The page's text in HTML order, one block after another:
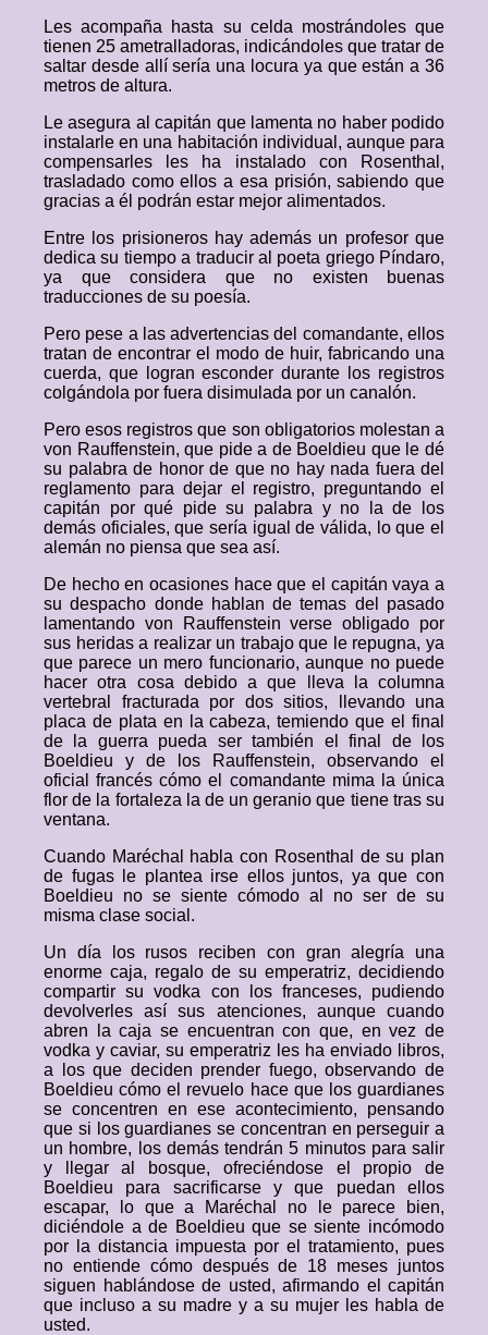
Les acompaña hasta su celda mostrándoles que
tienen 25 ametralladoras, indicándoles que tratar de
saltar desde allí sería una locura ya que están a 36
metros de altura.
Le asegura al capitán que lamenta no haber podido
instalarle en una habitación individual, aunque para
compensarles les ha instalado con Rosenthal,
trasladado como ellos a esa prisión, sabiendo que
gracias a él podrán estar mejor alimentados.
Entre los prisioneros hay además un profesor que
dedica su tiempo a traducir al poeta griego Píndaro,
ya que considera que no existen buenas
traducciones de su poesía.
Pero pese a las advertencias del comandante, ellos
tratan de encontrar el modo de huir, fabricando una
cuerda, que logran esconder durante los registros
colgándola por fuera disimulada por un canalón.
Pero esos registros que son obligatorios molestan a
von Rauffenstein, que pide a de Boeldieu que le dé
su palabra de honor de que no hay nada fuera del
reglamento para dejar el registro, preguntando el
capitán por qué pide su palabra y no la de los
demás oficiales, que sería igual de válida, lo que el
alemán no piensa que sea así.
De hecho en ocasiones hace que el capitán vaya a
su despacho donde hablan de temas del pasado
lamentando von Rauffenstein verse obligado por
sus heridas a realizar un trabajo que le repugna, ya
que parece un mero funcionario, aunque no puede
hacer otra cosa debido a que lleva la columna
vertebral fracturada por dos sitios, llevando una
placa de plata en la cabeza, temiendo que el final
de la guerra pueda ser también el final de los
Boeldieu y de los Rauffenstein, observando el
oficial francés cómo el comandante mima la única
flor de la fortaleza la de un geranio que tiene tras su
ventana.
Cuando Maréchal habla con Rosenthal de su plan
de fugas le plantea irse ellos juntos, ya que con
Boeldieu no se siente cómodo al no ser de su
misma clase social.
Un día los rusos reciben con gran alegría una
enorme caja, regalo de su emperatriz, decidiendo
compartir su vodka con los franceses, pudiendo
devolverles así sus atenciones, aunque cuando
abren la caja se encuentran con que, en vez de
vodka y caviar, su emperatriz les ha enviado libros,
a los que deciden prender fuego, observando de
Boeldieu cómo el revuelo hace que los guardianes
se concentren en ese acontecimiento, pensando
que si los guardianes se concentran en perseguir a
un hombre, los demás tendrán 5 minutos para salir
y llegar al bosque, ofreciéndose el propio de
Boeldieu para sacrificarse y que puedan ellos
escapar, lo que a Maréchal no le parece bien,
diciéndole a de Boeldieu que se siente incómodo
por la distancia impuesta por el tratamiento, pues
no entiende cómo después de 18 meses juntos
siguen hablándose de usted, afirmando el capitán
que incluso a su madre y a su mujer les habla de
usted.